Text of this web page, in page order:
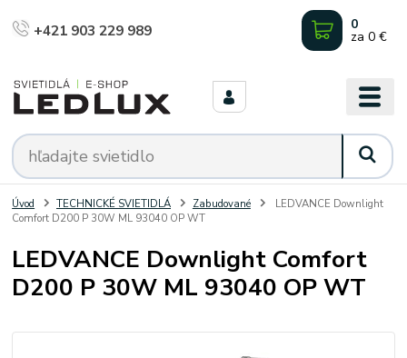
+421 903 229 989 0
za 0 €
Úvod TECHNICKÉ SVIETIDLÁ Zabudované
LEDVANCE Downlight
Comfort D200 P 30W ML 93040 OP WT
LEDVANCE Downlight Comfort
D200 P 30W ML 93040 OP WT